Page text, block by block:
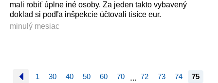
mali robiť úplne iné osoby. Za jeden takto vybavený
doklad si podľa inšpekcie účtovali tisíce eur.
minulý mesiac
1 30 40 50 60 70 … 72 73 74 75